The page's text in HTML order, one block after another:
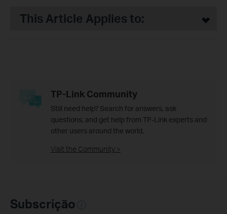
This Article Applies to:
TP-Link Community
Still need help? Search for answers, ask
questions, and get help from TP-Link experts and
other users around the world.
Visit the Community >
Subscrição